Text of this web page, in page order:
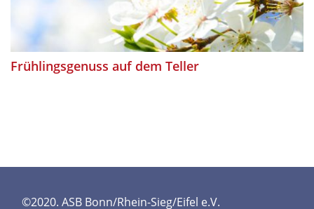
Frühlingsgenuss auf dem Teller
©2020. ASB Bonn/Rhein-Sieg/Eifel e.V.